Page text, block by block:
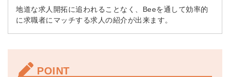
地道な求人開拓に追われることなく、Beeを通して効率的
に求職者にマッチする求人の紹介が出来ます。
POINT